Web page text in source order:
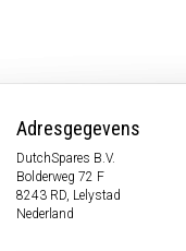
Adresgegevens
DutchSpares B.V.
Bolderweg 72 F
8243 RD, Lelystad
Nederland